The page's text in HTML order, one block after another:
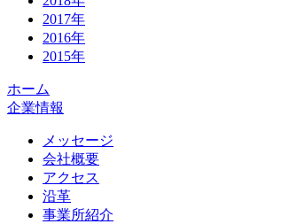
2017年
2016年
2015年
ホーム
企業情報
メッセージ
会社概要
アクセス
沿革
事業所紹介